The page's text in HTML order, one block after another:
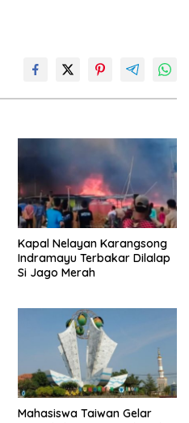
Kapal Nelayan Karangsong
Indramayu Terbakar Dilalap
Si Jago Merah
Mahasiswa Taiwan Gelar